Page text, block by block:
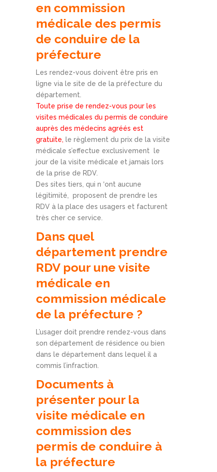
en commission
médicale des permis
de conduire de la
préfecture
Les rendez-vous doivent être pris en
ligne via le site de de la préfecture du
département.
Toute prise de rendez-vous pour les
visites médicales du permis de conduire
auprès des médecins agréés est
gratuite, le règlement du prix de la visite
médicale s’effectue exclusivement le
jour de la visite médicale et jamais lors
de la prise de RDV.
Des sites tiers, qui n ‘ont aucune
légitimité, proposent de prendre les
RDV à la place des usagers et facturent
très cher ce service.
Dans quel
département prendre
RDV pour une visite
médicale en
commission médicale
de la préfecture ?
L’usager doit prendre rendez-vous dans
son département de résidence ou bien
dans le département dans lequel il a
commis l’infraction.
Documents à
présenter pour la
visite médicale en
commission des
permis de conduire à
la préfecture